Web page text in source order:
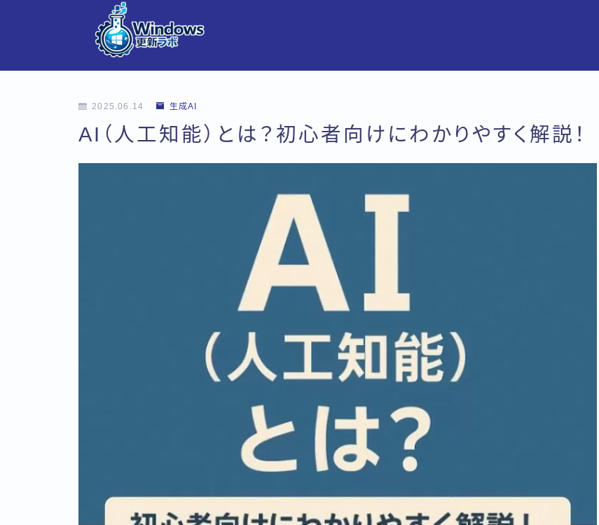
2025.06.14 生成AI
AI（人工知能）とは？初心者向けにわかりやすく解説！